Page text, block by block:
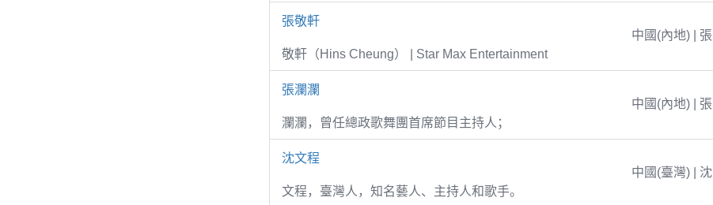
張敬軒
中國(內地) | 張
敬軒（Hins Cheung） | Star Max Entertainment
張瀾瀾
中國(內地) | 張
瀾瀾，曾任總政歌舞團首席節目主持人；
沈文程
中國(臺灣) | 沈
文程，臺灣人，知名藝人、主持人和歌手。